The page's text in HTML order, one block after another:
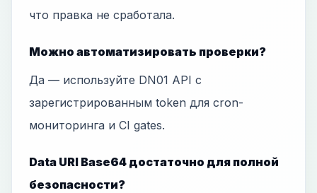
что правка не сработала.
Можно автоматизировать проверки?
Да — используйте DN01 API с
зарегистрированным token для cron-
мониторинга и CI gates.
Data URI Base64 достаточно для полной
безопасности?